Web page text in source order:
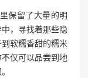
保留了大量的明
，寻找着那些隐
软糯香甜的糯米
仅可以品尝到地